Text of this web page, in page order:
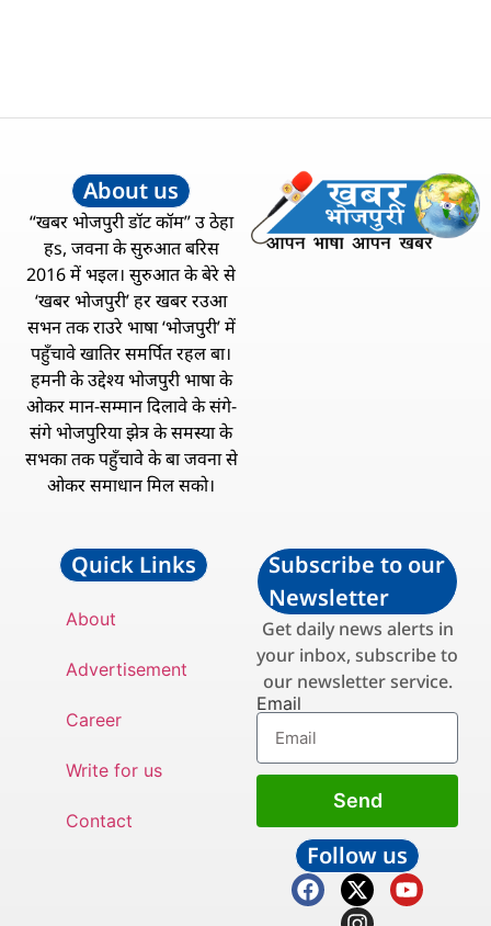
About us
“खबर भोजपुरी डॉट कॉम” उ ठेहा
हs, जवना के सुरुआत बरिस
2016 में भइल। सुरुआत के बेरे से
‘खबर भोजपुरी’ हर खबर रउआ
सभन तक राउरे भाषा ‘भोजपुरी’ में
पहुँचावे खातिर समर्पित रहल बा।
हमनी के उद्देश्य भोजपुरी भाषा के
ओकर मान-सम्मान दिलावे के संगे-
संगे भोजपुरिया झेत्र के समस्या के
सभका तक पहुँचावे के बा जवना से
ओकर समाधान मिल सको।
Quick Links
About
Advertisement
Career
Write for us
Contact
Subscribe to our
Newsletter
Get daily news alerts in
your inbox, subscribe to
our newsletter service.
Email
Send
Follow us